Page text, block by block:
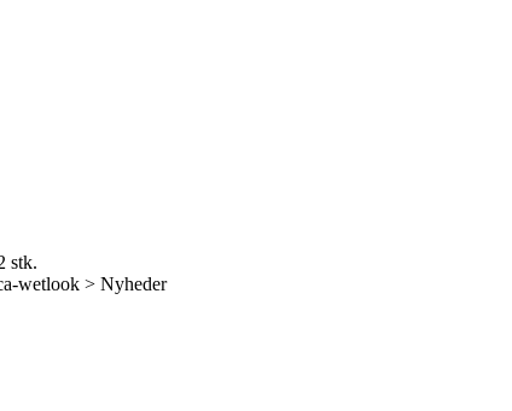
stk.
wetlook > Nyheder